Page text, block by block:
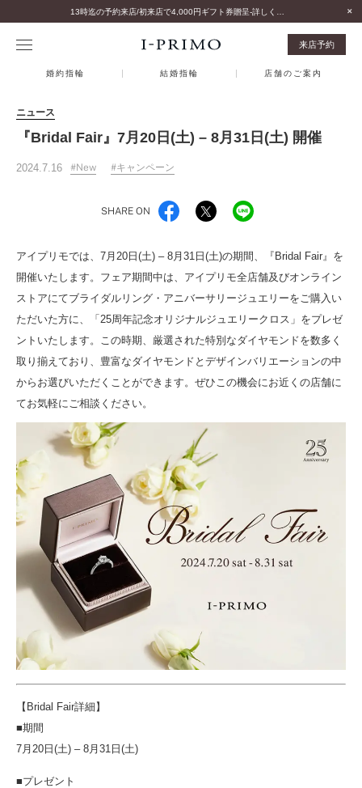
来店予約
婚約指輪 結婚指輪 店舗のご案内
ニュース
『Bridal Fair』7月20日(土) – 8月31日(土) 開催
2024.7.16 New キャンペーン
SHARE ON
アイプリモでは、7月20日(土) – 8月31日(土)の期間、『Bridal Fair』を
開催いたします。フェア期間中は、アイプリモ全店舗及びオンライン
ストアにてブライダルリング・アニバーサリージュエリーをご購入い
ただいた方に、「25周年記念オリジナルジュエリークロス」をプレゼ
ントいたします。この時期、厳選された特別なダイヤモンドを数多く
取り揃えており、豊富なダイヤモンドとデザインバリエーションの中
からお選びいただくことができます。ぜひこの機会にお近くの店舗に
てお気軽にご相談ください。
【Bridal Fair詳細】
■期間
7月20日(土) – 8月31日(土)
■プレゼント